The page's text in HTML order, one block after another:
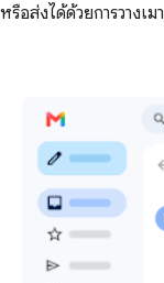
หรือส่งได้ด้วยการวางเ